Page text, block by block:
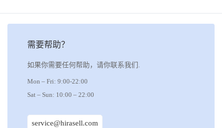
需要帮助？
如果你需要任何帮助，请你联系我们.
Mon – Fri: 9:00-22:00
Sat – Sun: 10:00 – 22:00
service@hirasell.com